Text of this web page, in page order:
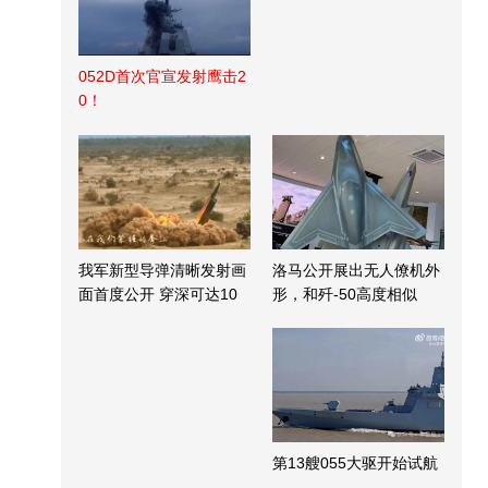
052D首次官宣发射鹰击2
0！
我军新型导弹清晰发射画
面首度公开 穿深可达10
洛马公开展出无人僚机外
形，和歼-50高度相似
第13艘055大驱开始试航